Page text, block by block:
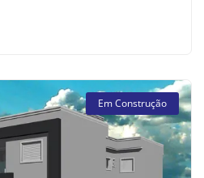
Em Construção